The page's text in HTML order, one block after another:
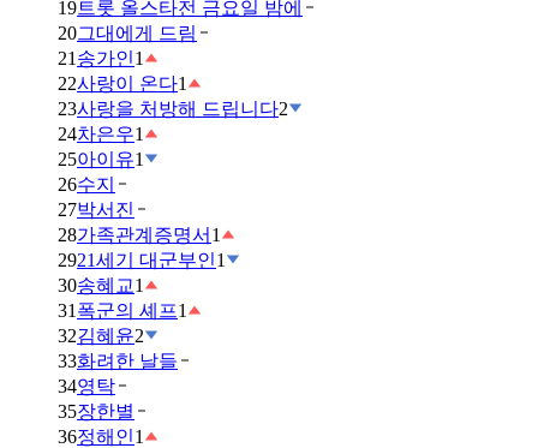
19트롯 올스타전 금요일 밤에
20그대에게 드림
21 송가인1
22사랑이 온다1
23사랑을 처방해 드립니다2
24차은우1
25아이유1
26수지
27박서진
28가족관계증명서 1
2921세기 대군부인1
30송혜교1
31 폭군의 셰프1
32김혜윤2
33화려한 날들
34영탁
35장한별
36정해인1